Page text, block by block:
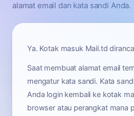
alamat email dan kata sandi Anda.
Ya. Kotak masuk Mail.td
Saat membuat alamat email
mengatur kata sandi. Kata
Anda login kembali ke kotak
browser atau perangkat mana